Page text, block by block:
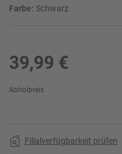
Farbe: Schwarz
39,99 €
Abholpreis
Filialverfügbarkeit prüfen